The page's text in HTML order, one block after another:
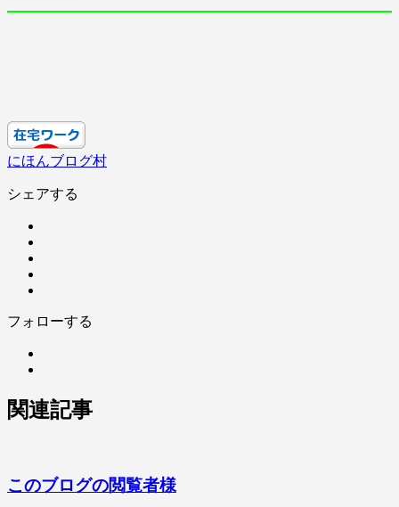
にほんブログ村
シェアする
フォローする
関連記事
このブログの閲覧者様